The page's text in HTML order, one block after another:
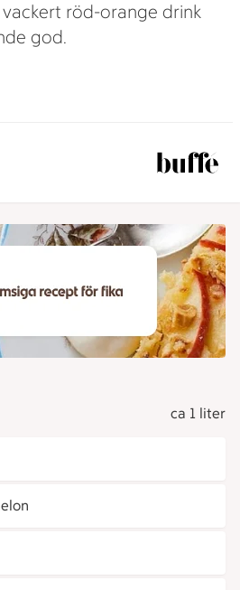
röd-orange drink
god.
ca 1 liter